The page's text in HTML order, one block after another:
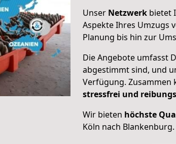
Unser Netzwerk bietet
Aspekte Ihres Umzugs
Planung bis hin zur
Die Angebote umfasst
abgestimmt sind, und
Verfügung. Zusammen
stressfrei und
Wir bieten höchste
Köln nach Blankenburg.